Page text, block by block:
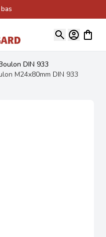
Voir
DIN 933
M24x80mm DIN 933